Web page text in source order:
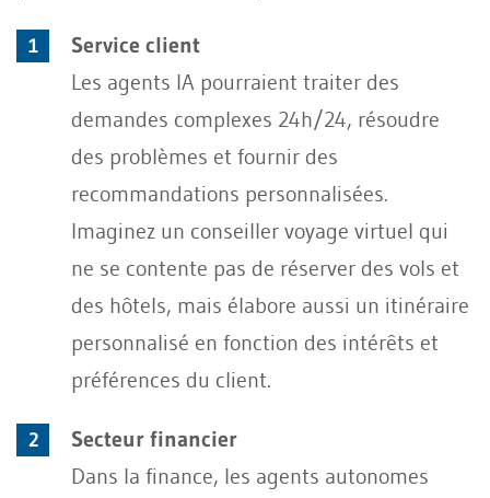
Service client
Les agents IA pourraient traiter des
demandes complexes 24h/24, résoudre
des problèmes et fournir des
recommandations personnalisées.
Imaginez un conseiller voyage virtuel qui
ne se contente pas de réserver des vols et
des hôtels, mais élabore aussi un itinéraire
personnalisé en fonction des intérêts et
préférences du client.
Secteur financier
Dans la finance, les agents autonomes